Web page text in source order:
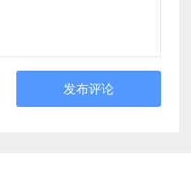
发布评论